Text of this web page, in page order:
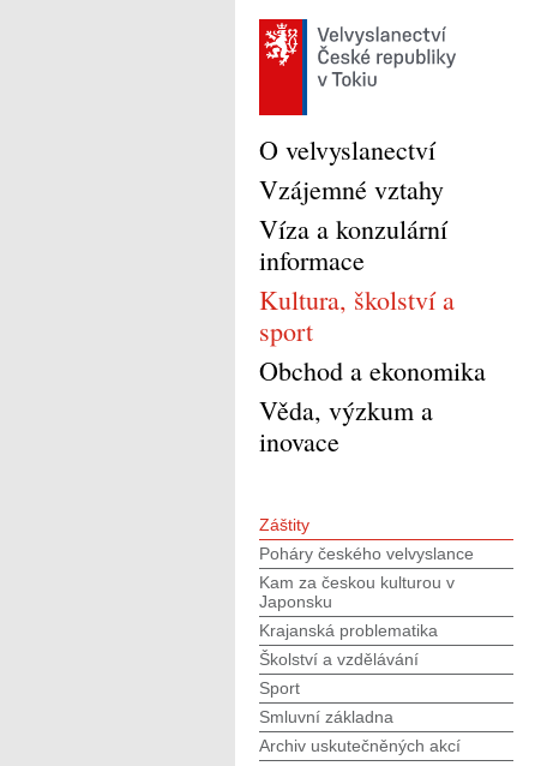
O velvyslanectví
Vzájemné vztahy
Víza a konzulární
informace
Kultura, školství a
sport
Obchod a ekonomika
Věda, výzkum a
inovace
Záštity
Poháry českého velvyslance
Kam za českou kulturou v
Japonsku
Krajanská problematika
Školství a vzdělávání
Sport
Smluvní základna
Archiv uskutečněných akcí